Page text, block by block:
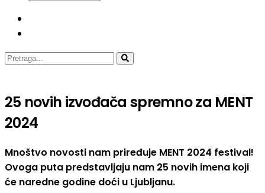
25 novih izvođača spremno za MENT
2024
Mnoštvo novosti nam priređuje MENT 2024 festival!
Ovoga puta predstavljaju nam 25 novih imena koji
će naredne godine doći u Ljubljanu.